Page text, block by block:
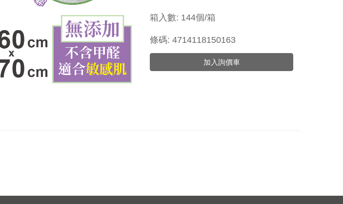
箱入數: 144個/箱
條碼: 4714118150163
加入詢價車